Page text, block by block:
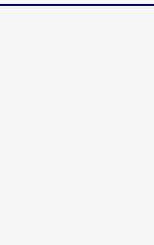
du site